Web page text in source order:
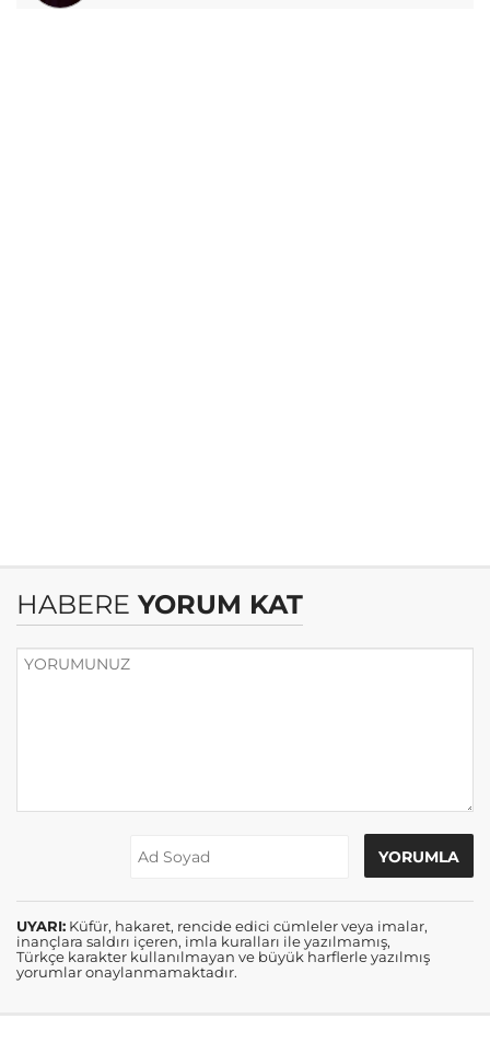
HABERE YORUM KAT
UYARI: Küfür, hakaret, rencide edici cümleler veya imalar,
inançlara saldırı içeren, imla kuralları ile yazılmamış,
Türkçe karakter kullanılmayan ve büyük harflerle yazılmış
yorumlar onaylanmamaktadır.